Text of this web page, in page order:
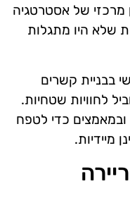
מרכזי של אסטרטגיה
שלא היו מתגלות
בבניית קשרים
לחוויות שטחיות.
כדי לטפח
מיידיות.